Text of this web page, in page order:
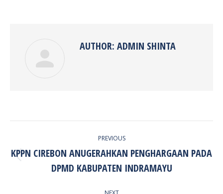
AUTHOR: ADMIN SHINTA
PREVIOUS
Previous
post:
KPPN CIREBON ANUGERAHKAN PENGHARGAAN PADA
DPMD KABUPATEN INDRAMAYU